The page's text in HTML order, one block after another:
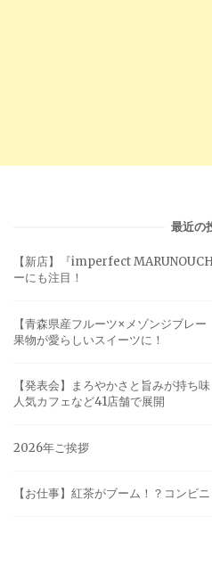
最近の
【新店】『imperfect
ーにも注目！
【青森県産フルーツ×メゾンジブレ
果物が愛らしいスイーツに！
【発表会】まろやかさと旨みが持ち
人気カフェなど41店舗で展開
2026年ご挨拶
【お仕事】紅茶がブーム！？コンビ